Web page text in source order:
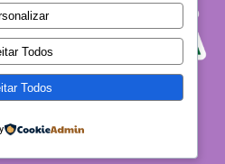
Todos
Todos